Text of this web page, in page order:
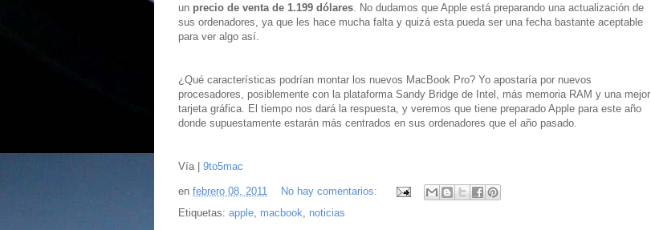
un precio de venta de 1.199 dólares. No dudamos que Apple está preparando una actualización de
sus ordenadores, ya que les hace mucha falta y quizá esta pueda ser una fecha bastante aceptable
para ver algo así.
¿Qué características podrían montar los nuevos MacBook Pro? Yo apostaría por nuevos
procesadores, posiblemente con la plataforma Sandy Bridge de Intel, más memoria RAM y una mejor
tarjeta gráfica. El tiempo nos dará la respuesta, y veremos que tiene preparado Apple para este año
donde supuestamente estarán más centrados en sus ordenadores que el año pasado.
Vía | 9to5mac
en febrero 08, 2011
No hay comentarios:
Etiquetas: apple, macbook, noticias